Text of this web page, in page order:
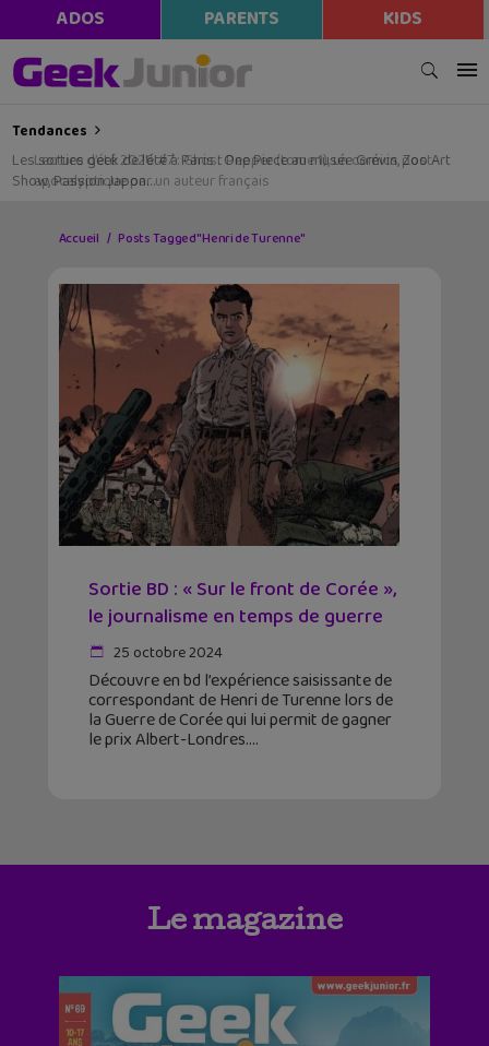
ADOS PARENTS KIDS
Tendances
Les sorties geek de l’été à Paris : One Piece au musée Grévin, Zoo Art
Show, Passion Japon…
Accueil Posts Tagged "Henri de Turenne"
Sortie BD : « Sur le front de Corée »,
le journalisme en temps de guerre
25 octobre 2024
Découvre en bd l’expérience saisissante de
correspondant de Henri de Turenne lors de
la Guerre de Corée qui lui permit de gagner
le prix Albert-Londres.
Le magazine